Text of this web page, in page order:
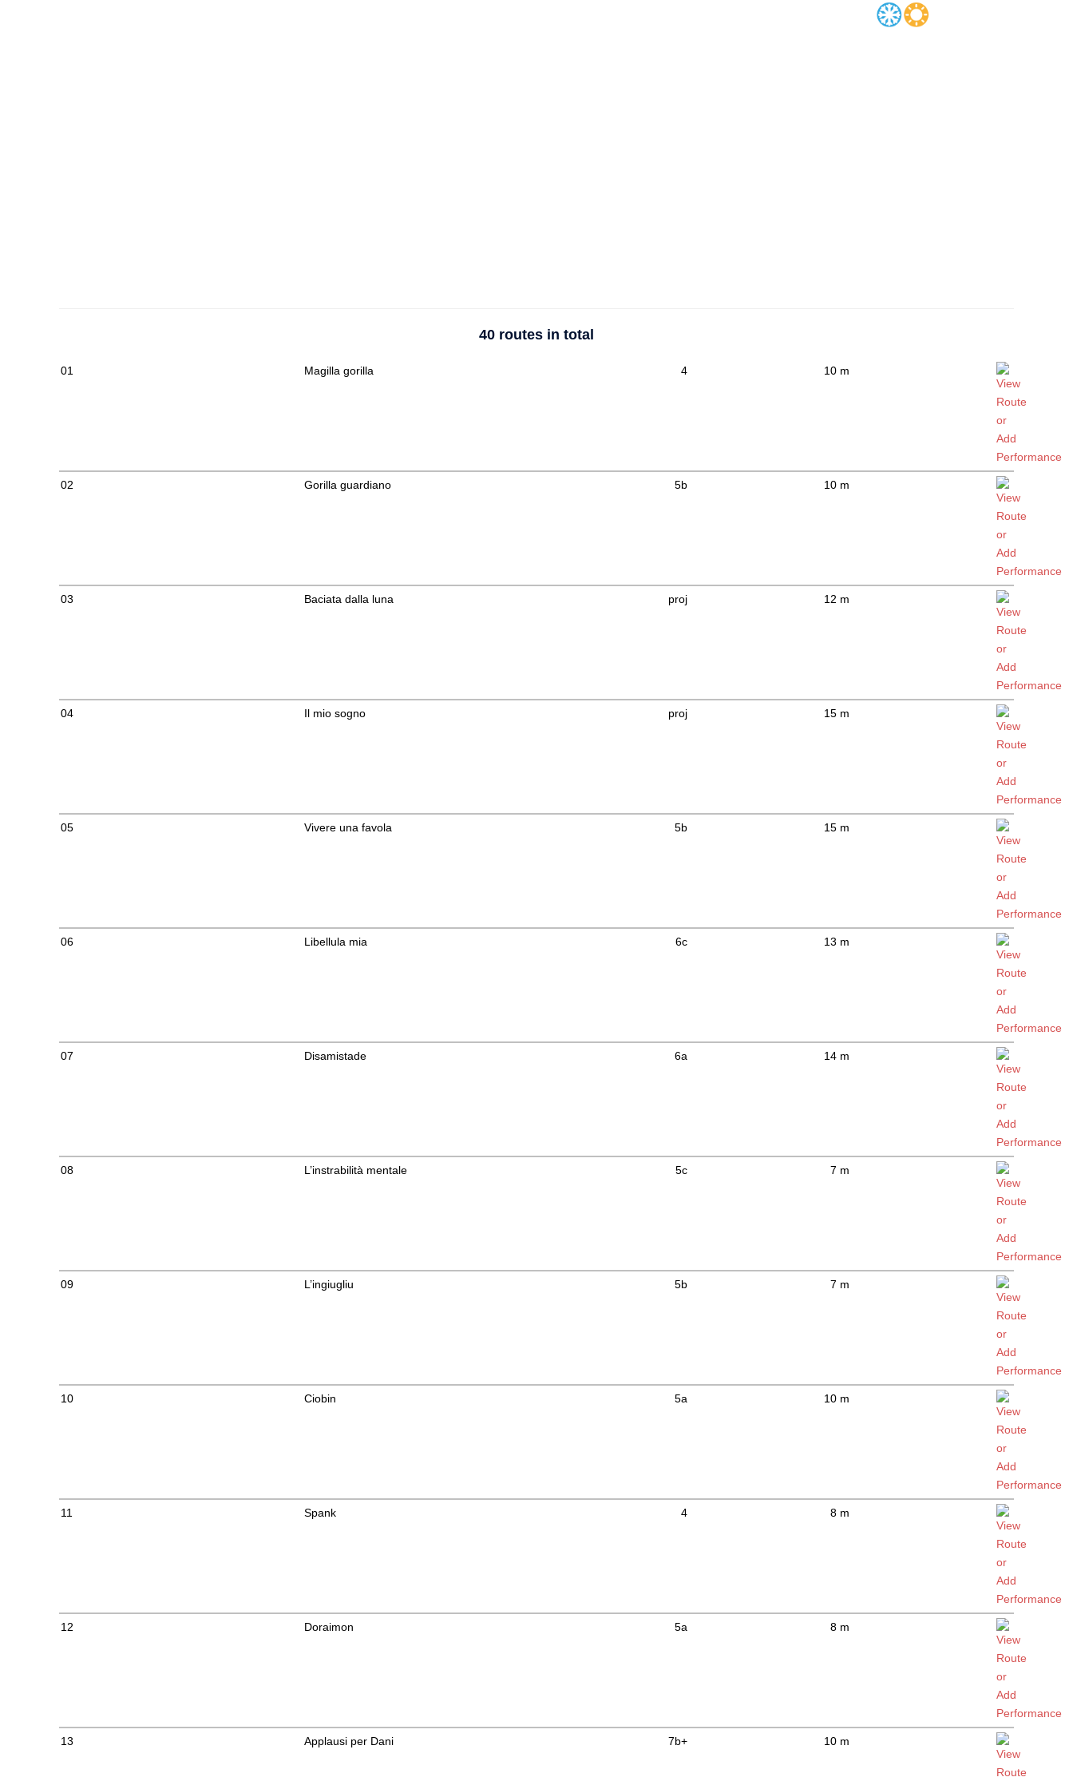
40 routes in total
01 Magilla gorilla 4 10 m
02 Gorilla guardiano 5b 10 m
03 Baciata dalla luna proj 12 m
04 Il mio sogno proj 15 m
05 Vivere una favola 5b 15 m
06 Libellula mia 6c 13 m
07 Disamistade 6a 14 m
08 L’instrabilità mentale 5c 7 m
09 L’ingiugliu 5b 7 m
10 Ciobin 5a 10 m
11 Spank 4 8 m
12 Doraimon 5a 8 m
13 Applausi per Dani 7b+ 10 m